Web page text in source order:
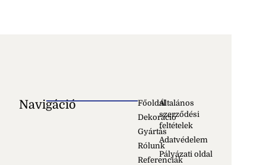
Navigáció
Főoldal
Dekoráció
Gyártás
Rólunk
Referenciák
Általános
szerződési
feltételek
Adatvédelem
Pályázati oldal